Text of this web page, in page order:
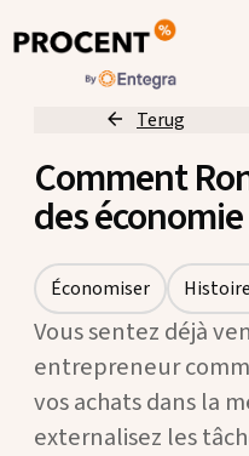
Terug
Comment
des
Économiser
Vous sentez déjà
entrepreneur
vos achats dans la
externalisez les